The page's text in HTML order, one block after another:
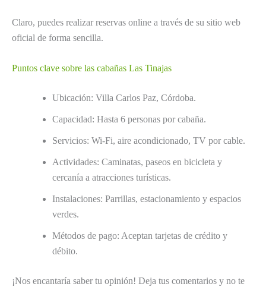
Claro, puedes realizar reservas online a través de su sitio web
oficial de forma sencilla.
Puntos clave sobre las cabañas Las Tinajas
Ubicación: Villa Carlos Paz, Córdoba.
Capacidad: Hasta 6 personas por cabaña.
Servicios: Wi-Fi, aire acondicionado, TV por cable.
Actividades: Caminatas, paseos en bicicleta y
cercanía a atracciones turísticas.
Instalaciones: Parrillas, estacionamiento y espacios
verdes.
Métodos de pago: Aceptan tarjetas de crédito y
débito.
¡Nos encantaría saber tu opinión! Deja tus comentarios y no te